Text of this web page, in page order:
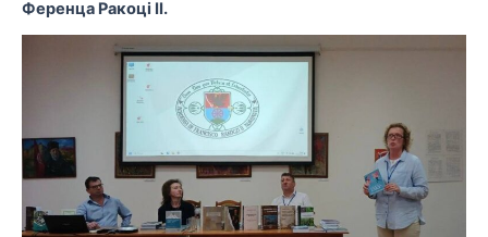
Ференца Ракоці ІІ.